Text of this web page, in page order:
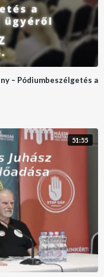
– Pódiumbeszélgetés a
51:55